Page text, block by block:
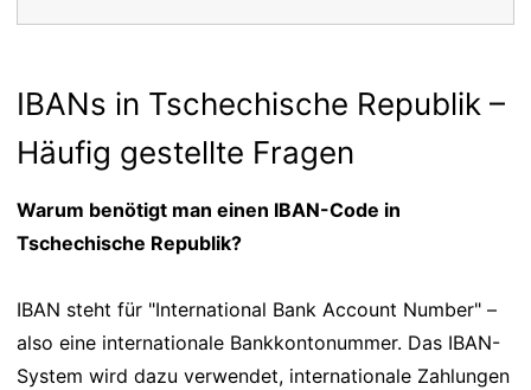
IBANs in Tschechische Republik –
Häufig gestellte Fragen
Warum benötigt man einen IBAN-Code in
Tschechische Republik?
IBAN steht für "International Bank Account Number" –
also eine internationale Bankkontonummer. Das IBAN-
System wird dazu verwendet, internationale Zahlungen